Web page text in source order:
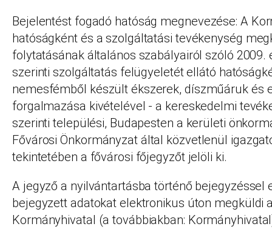
Bejelentést fogadó hatóság megnevezése: A
hatóságként és a szolgáltatási tevékenység
folytatásának általános szabályairól szóló 2009.
szerinti szolgáltatás felügyeletét ellátó
nemesfémből készült ékszerek, díszműáruk és
forgalmazása kivételével - a kereskedelmi
szerinti települési, Budapesten a kerületi
Fővárosi Önkormányzat által közvetlenül
tekintetében a fővárosi főjegyzőt jelöli ki.
A jegyző a nyilvántartásba történő bejegyzéssel
bejegyzett adatokat elektronikus úton megküldi
Kormányhivatal (a továbbiakban: